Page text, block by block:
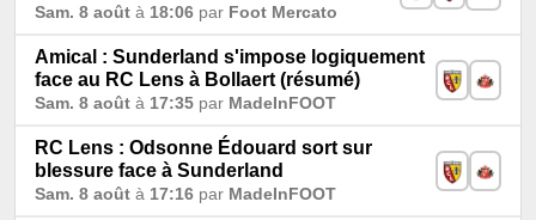
Sam. 8 août à 18:06 par Foot Mercato
Amical : Sunderland s'impose logiquement
face au RC Lens à Bollaert (résumé)
Sam. 8 août à 17:35 par MadeInFOOT
RC Lens : Odsonne Édouard sort sur
blessure face à Sunderland
Sam. 8 août à 17:16 par MadeInFOOT